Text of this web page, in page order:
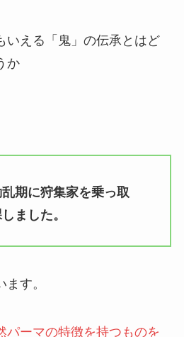
いえる「鬼」の伝承とはど
か
乱期に狩集家を乗っ取
ました。
す。
パーマの特徴を持つものを